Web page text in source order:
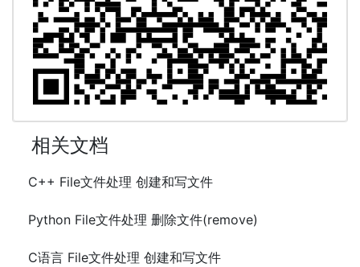
相关文档
C++ File文件处理 创建和写文件
Python File文件处理 删除文件(remove)
C语言 File文件处理 创建和写文件